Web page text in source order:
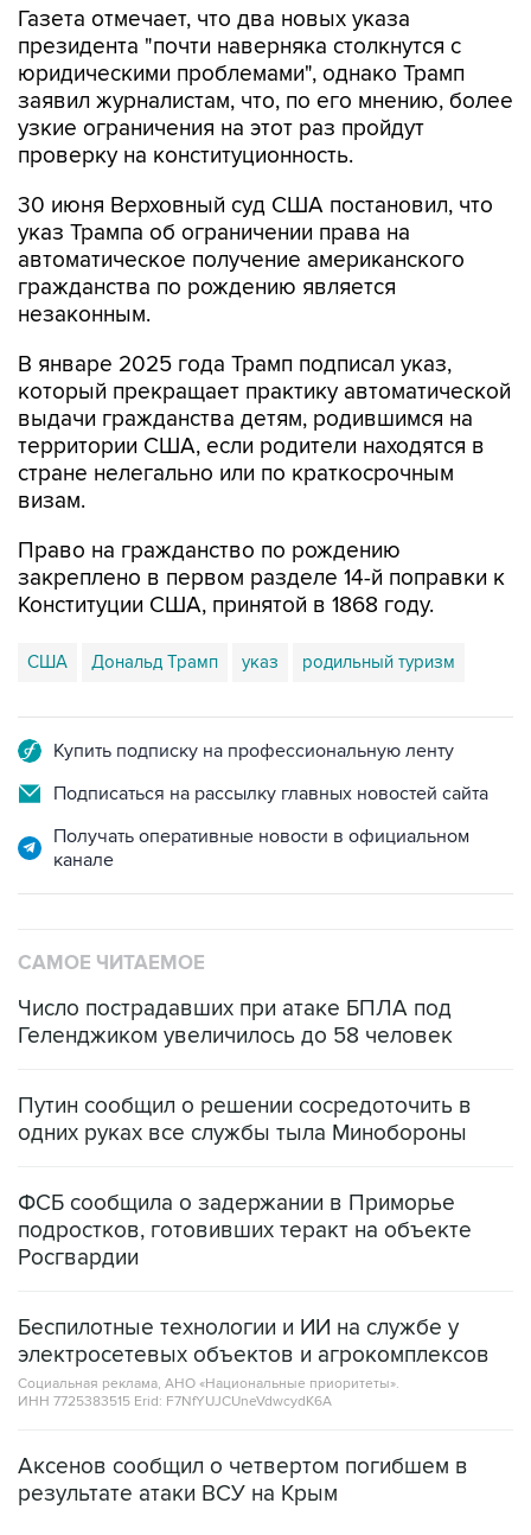
Газета отмечает, что два новых указа
президента "почти наверняка столкнутся с
юридическими проблемами", однако Трамп
заявил журналистам, что, по его мнению, более
узкие ограничения на этот раз пройдут
проверку на конституционность.
30 июня Верховный суд США постановил, что
указ Трампа об ограничении права на
автоматическое получение американского
гражданства по рождению является
незаконным.
В январе 2025 года Трамп подписал указ,
который прекращает практику автоматической
выдачи гражданства детям, родившимся на
территории США, если родители находятся в
стране нелегально или по краткосрочным
визам.
Право на гражданство по рождению
закреплено в первом разделе 14-й поправки к
Конституции США, принятой в 1868 году.
США Дональд Трамп указ родильный туризм
Купить подписку на профессиональную ленту
Подписаться на рассылку главных новостей сайта
Получать оперативные новости в официальном
канале
САМОЕ ЧИТАЕМОЕ
Число пострадавших при атаке БПЛА под
Геленджиком увеличилось до 58 человек
Путин сообщил о решении сосредоточить в
одних руках все службы тыла Минобороны
ФСБ сообщила о задержании в Приморье
подростков, готовивших теракт на объекте
Росгвардии
Беспилотные технологии и ИИ на службе у
электросетевых объектов и агрокомплексов
Социальная реклама, АНО «Национальные приоритеты».
ИНН 7725383515 Erid: F7NfYUJCUneVdwcydK6A
Аксенов сообщил о четвертом погибшем в
результате атаки ВСУ на Крым